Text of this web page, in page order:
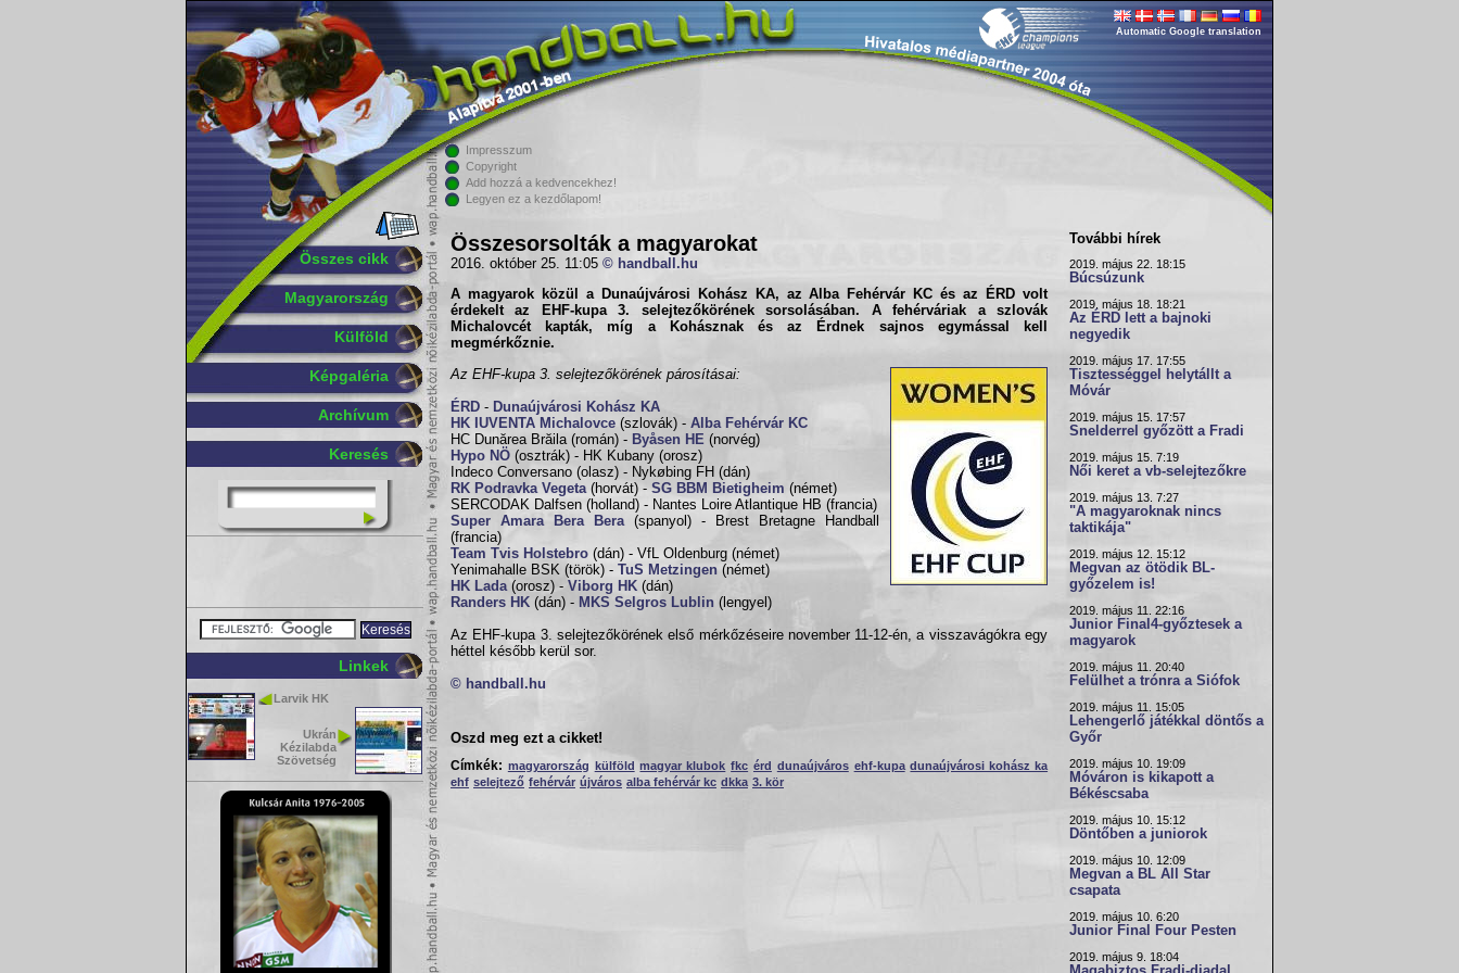
Összes cikk
Magyarország
Külföld
Képgaléria
Archívum
Keresés
Linkek
Larvik HK
Ukrán
Kézilabda
Szövetség
Automatic Google translation
Impresszum
Copyright
Add hozzá a kedvencekhez!
Legyen ez a kezdőlapom!
Összesorsolták a magyarokat
2016. október 25. 11:05 © handball.hu
A magyarok közül a Dunaújvárosi Kohász KA, az Alba Fehérvár KC és az ÉRD volt
érdekelt az EHF-kupa 3. selejtezőkörének sorsolásában. A fehérváriak a szlovák
Michalovcét kapták, míg a Kohásznak és az Érdnek sajnos egymással kell
megmérkőznie.
Az EHF-kupa 3. selejtezőkörének párosításai:
ÉRD - Dunaújvárosi Kohász KA
HK IUVENTA Michalovce (szlovák) - Alba Fehérvár KC
HC Dunărea Brăila (román) - Byåsen HE (norvég)
Hypo NÖ (osztrák) - HK Kubany (orosz)
Indeco Conversano (olasz) - Nykøbing FH (dán)
RK Podravka Vegeta (horvát) - SG BBM Bietigheim (német)
SERCODAK Dalfsen (holland) - Nantes Loire Atlantique HB (francia)
Super Amara Bera Bera (spanyol) - Brest Bretagne Handball
(francia)
Team Tvis Holstebro (dán) - VfL Oldenburg (német)
Yenimahalle BSK (török) - TuS Metzingen (német)
HK Lada (orosz) - Viborg HK (dán)
Randers HK (dán) - MKS Selgros Lublin (lengyel)
Az EHF-kupa 3. selejtezőkörének első mérkőzéseire november 11-12-én, a visszavágókra egy
héttel később kerül sor.
© handball.hu
Oszd meg ezt a cikket!
Címkék: magyarország külföld magyar klubok fkc érd dunaújváros ehf-kupa dunaújvárosi kohász ka
ehf selejtező fehérvár újváros alba fehérvár kc dkka 3. kör
További hírek
2019. május 22. 18:15
Búcsúzunk
2019. május 18. 18:21
Az ÉRD lett a bajnoki
negyedik
2019. május 17. 17:55
Tisztességgel helytállt a
Móvár
2019. május 15. 17:57
Snelderrel győzött a Fradi
2019. május 15. 7:19
Női keret a vb-selejtezőkre
2019. május 13. 7:27
"A magyaroknak nincs
taktikája"
2019. május 12. 15:12
Megvan az ötödik BL-
győzelem is!
2019. május 11. 22:16
Junior Final4-győztesek a
magyarok
2019. május 11. 20:40
Felülhet a trónra a Siófok
2019. május 11. 15:05
Lehengerlő játékkal döntős a
Győr
2019. május 10. 19:09
Móváron is kikapott a
Békéscsaba
2019. május 10. 15:12
Döntőben a juniorok
2019. május 10. 12:09
Megvan a BL All Star
csapata
2019. május 10. 6:20
Junior Final Four Pesten
2019. május 9. 18:04